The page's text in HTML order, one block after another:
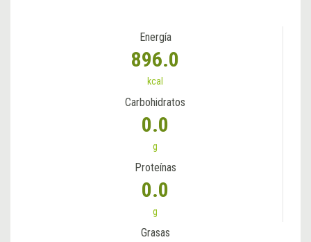
Energía
896.0
kcal
Carbohidratos
0.0
g
Proteínas
0.0
g
Grasas